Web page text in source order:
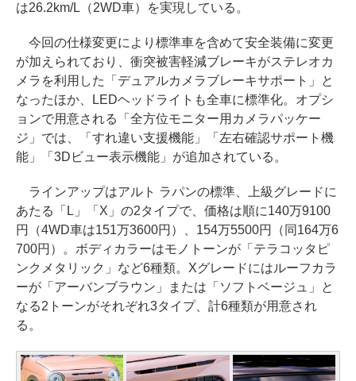
は26.2km/L（2WD車）を実現している。
今回の仕様変更により標準車を含めて安全装備に変更
が加えられており、衝突被害軽減ブレーキがステレオカ
メラを利用した「デュアルカメラブレーキサポート」と
なったほか、LEDヘッドライトも全車に標準化。オプシ
ョンで用意される「全方位モニター用カメラパッケー
ジ」では、「すれ違い支援機能」「左右確認サポート機
能」「3Dビュー表示機能」が追加されている。
ラインアップはアルト ラパンの標準、上級グレードに
あたる「L」「X」の2タイプで、価格は順に140万9100
円（4WD車は151万3600円）、154万5500円（同164万6
700円）。ボディカラーはモノトーンが「テラコッタピ
ンクメタリック」など6種類。Xグレードにはルーフカラ
ーが「アーバンブラウン」または「ソフトベージュ」と
なる2トーンがそれぞれ3タイプ、計6種類が用意され
る。